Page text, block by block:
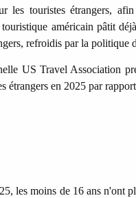
les touristes étrangers,
américain pâtit
refroidis par la politique
US Travel Association
étrangers en 2025 par
les moins de 16 ans n'ont